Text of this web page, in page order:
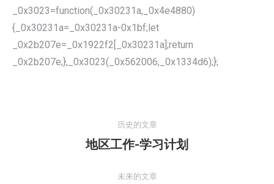
_0x3023=function(_0x30231a,_0x4e4880)
{_0x30231a=_0x30231a-0x1bf;let
_0x2b207e=_0x1922f2[_0x30231a];return
_0x2b207e;},_0x3023(_0x562006,_0x1334d6);};
历史的文章
历
的
地区工作-学习计划
未来的文章